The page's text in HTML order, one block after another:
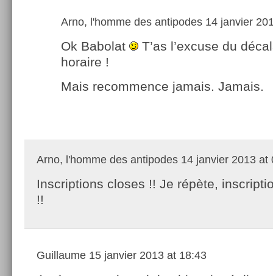
Arno, l'homme des antipodes 14 janvier
Ok Babolat
T’as l’excuse du
horaire !
Mais recommence jamais. Jamais.
Arno, l'homme des antipodes 14 janvier 2013 at
Inscriptions closes !! Je répète,
!!
Guillaume 15 janvier 2013 at 18:43